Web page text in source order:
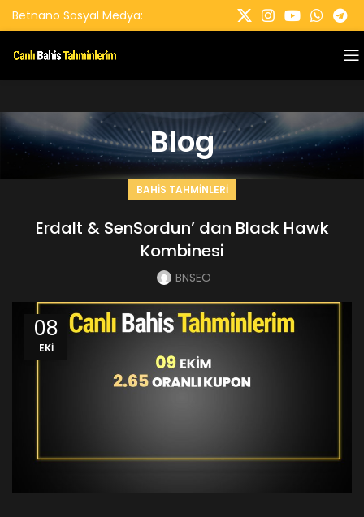
Betnano Sosyal Medya:
Blog
BAHIS TAHMINLERI
Erdalt & SenSordun’ dan Black Hawk
Kombinesi
BNSEO
08
EKI